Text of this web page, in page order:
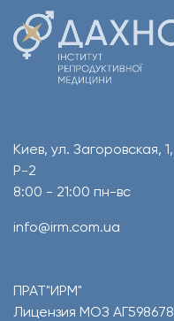
Киев, ул. Загоровская, 1,
Р-2
8:00 - 21:00 пн-вс
info@irm.com.ua
ПРАТ"ИРМ"
Лицензия МОЗ АГ598678